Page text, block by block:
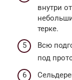
внутри
терке.
Всю
под